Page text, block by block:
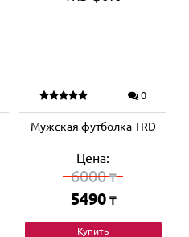
0
Мужская футболка TRD
Цена:
6000₸
5490 ₸
Купить